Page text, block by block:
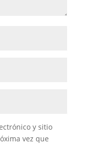
y sitio
vez que